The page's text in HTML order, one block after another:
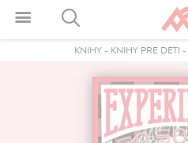
KNIHY - KNIHY PRE DETI -